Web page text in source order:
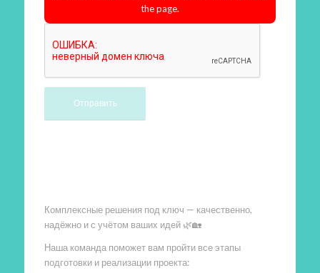
the page.
Комплексные решения под ключ — качественно,
надёжно и с учётом ваших идей 🌿🏡
Наша команда поможет вам пройти все этапы
подготовки и реализации проекта: